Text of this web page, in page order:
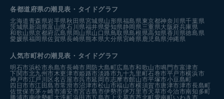
各都道府県の潮見表 ・タイドグラフ
北海道青森県岩手県秋田県宮城県山形県福島県東京都神奈川県千葉県
茨城県新潟県富山県石川県福井県愛知県静岡県三重県大阪府兵庫県
和歌山県京都府広島県 岡山県山口県鳥取県島根県高知県香川県徳島県
愛媛県福岡県佐賀県長崎県熊本県大分県宮崎県鹿児島県沖縄県
人気市町村の潮見表・タイドグラフ
明石市浜松市糸島市長崎市周防大島町広島市和歌山市鳴門市富津市
下関市北九州市木更津市姫路市淡路市九十九里町石巻市平戸市横浜市
神戸市江戸川区 名古屋市呉市延岡市志摩市館山市平塚市小豆島町
四日市市江田島市常滑市沼津市松山市福山市横須賀市唐津市津市長島町
佐世保市茅ヶ崎市浦安市宮古島市伊勢市伊万里市天草市今治市南知多町